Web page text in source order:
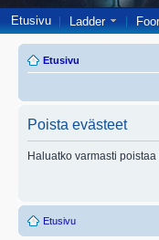
Etusivu Ladder
Etusivu
Poista evästeet
Haluatko varmasti
Etusivu